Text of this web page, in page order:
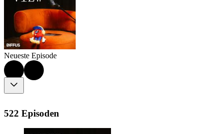
Neueste Episode
522 Episoden